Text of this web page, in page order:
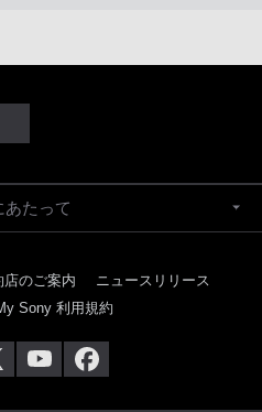
あたって
店のご案内
ニュースリリース
Sony 利用規約